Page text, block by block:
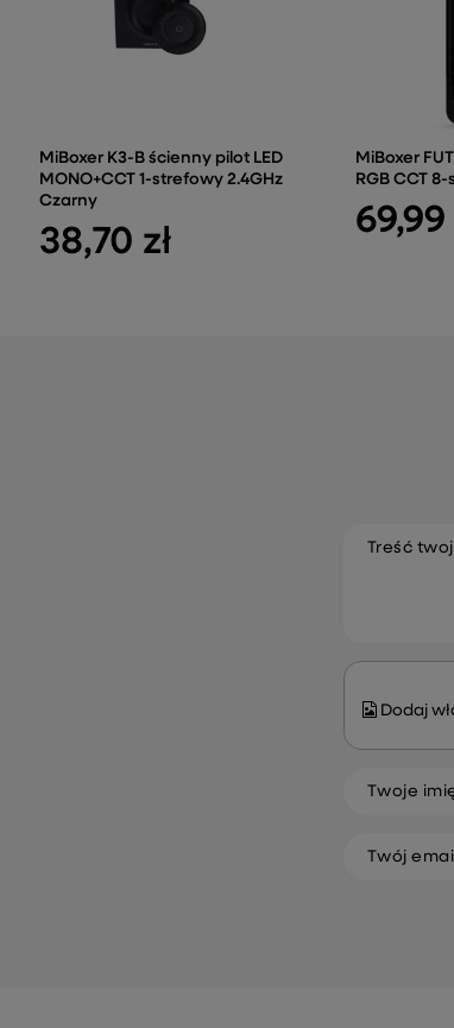
MiBoxer K3-B ścienny pilot LED
MONO+CCT 1-strefowy 2.4GHz
Czarny
38,70 zł
MiBoxer
RGB CCT
69,99
Treść
Dodaj
Twoje
Twój email